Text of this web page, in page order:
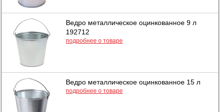
Ведро металлическое оцинкованное 9 л
192712
подробнее о товаре
Ведро металлическое оцинкованное 15 л
подробнее о товаре